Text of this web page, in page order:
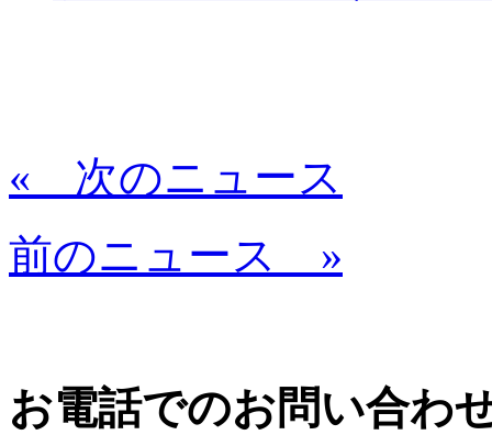
« 次のニュース
前のニュース »
お電話でのお問い合わ